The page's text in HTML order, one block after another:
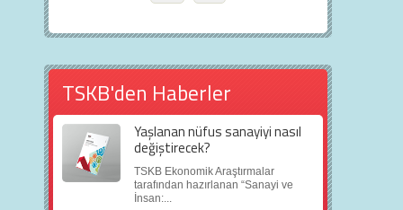
TSKB'den Haberler
Yaşlanan nüfus sanayiyi nasıl
değiştirecek?
TSKB Ekonomik Araştırmalar
tarafından hazırlanan “Sanayi ve
İnsan:...